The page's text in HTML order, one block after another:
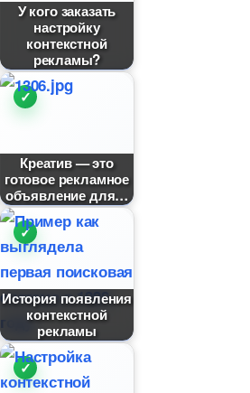
У кого заказать
настройку
контекстной
рекламы?
Креатив — это
отовое рекламное
объявление для
История появления
контекстной
рекламы